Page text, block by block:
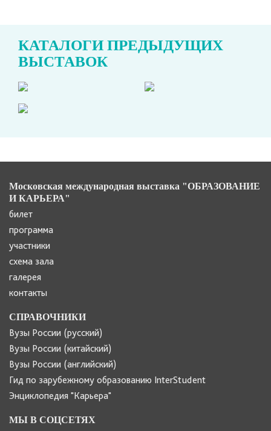
КАТАЛОГИ ПРЕДЫДУЩИХ
ВЫСТАВОК
Московская международная выставка "ОБРАЗОВАНИЕ
И КАРЬЕРА"
билет
программа
участники
схема зала
галерея
контакты
СПРАВОЧНИКИ
Вузы России (русский)
Вузы России (китайский)
Вузы России (английский)
Гид по зарубежному образованию InterStudent
Энциклопедия "Карьера"
МЫ В СОЦСЕТЯХ